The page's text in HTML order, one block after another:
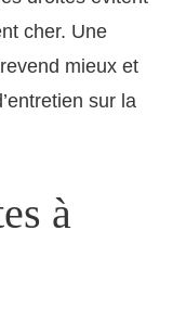
cher. Une
mieux et
sur la
à